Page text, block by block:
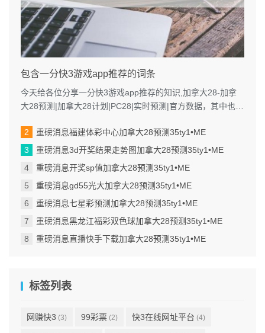
包含一分快3游戏app推荐的词条
今天给各位分享一分快3游戏app推荐的知识,加拿大28-加拿
大28预测|加拿大28计划|PC28|实时预测|官方数据，其中也会
重磅消息福建体彩中心加拿大28预测35ty1 •ME
重磅消息3d开奖结果走势图加拿大28预测35ty1 •ME
重磅消息开奖sp值加拿大28预测35ty1 •ME
重磅消息gd55光大加拿大28预测35ty1 •ME
重磅消息七星彩预测加拿大28预测35ty1 •ME
重磅消息黑龙江福彩双色球加拿大28预测35ty1 •ME
重磅消息直播快手下载加拿大28预测35ty1 •ME
标签列表
网赚快3 (3) 99彩票 (2) 快3在线网址平台 (4)